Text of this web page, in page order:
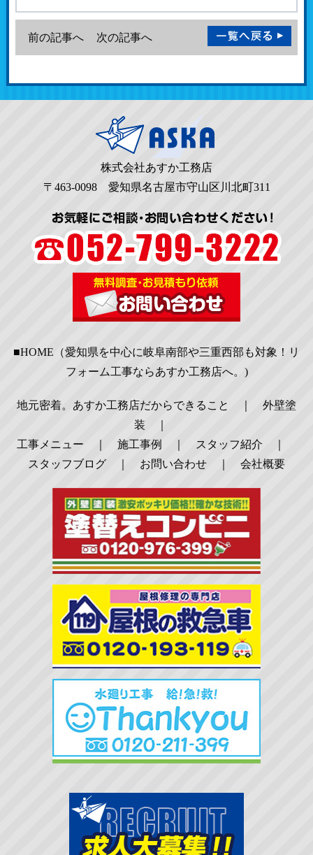
前の記事へ 次の記事へ
株式会社あすか工務店
〒463-0098 愛知県名古屋市守山区川北町311
■HOME（愛知県を中心に岐阜南部や三重西部も対象！リ
フォーム工事ならあすか工務店へ。)
地元密着。あすか工務店だからできること
外壁塗
装
工事メニュー
施工事例 スタッフ紹介
スタッフブログ
お問い合わせ 会社概要